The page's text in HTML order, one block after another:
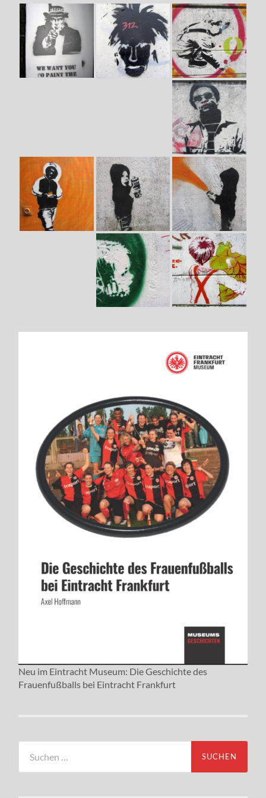
Neu im Eintracht Museum: Die Geschichte des
Frauenfußballs bei Eintracht Frankfurt
nach: